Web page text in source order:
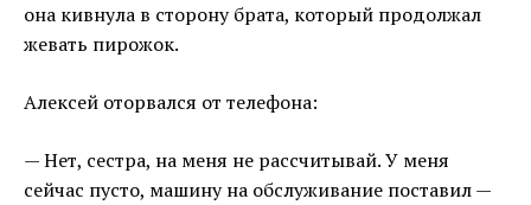
она кивнула в сторону брата, который продолжал
жевать пирожок.
Алексей оторвался от телефона:
— Нет, сестра, на меня не рассчитывай. У меня
сейчас пусто, машину на обслуживание поставил —